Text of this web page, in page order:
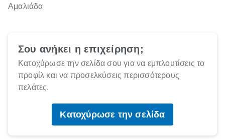
Αμαλιάδα
Σου ανήκει η επιχείρηση;
Κατοχύρωσε την σελίδα σου για να εμπλουτίσεις το
προφίλ και να προσελκύσεις περισσότερους
πελάτες.
Κατοχύρωσε την σελίδα